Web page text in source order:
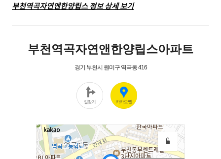
부천역곡자연앤한양립스 정보 상세 보기